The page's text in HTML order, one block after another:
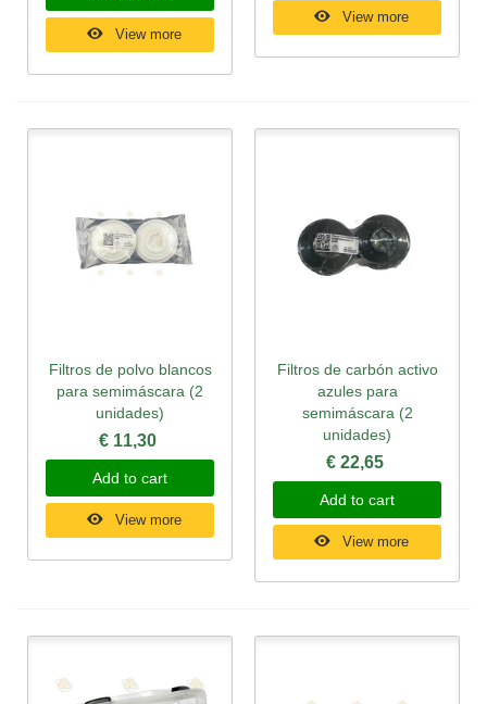
View more
View more
Filtros de polvo blancos
para semimáscara (2
unidades)
€ 11,30
Add to cart
View more
Filtros de carbón activo
azules para
semimáscara (2
unidades)
€ 22,65
Add to cart
View more